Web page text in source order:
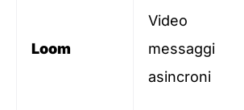
Loom
Video
messaggi
asincroni